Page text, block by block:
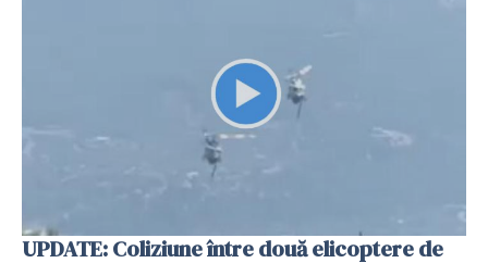
UPDATE: Coliziune între două elicoptere de